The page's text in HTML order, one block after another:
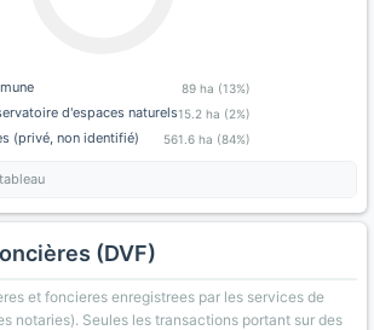
89 ha (13%)
d'espaces naturels15.2 ha (2%)
(privé, non identifié) 561.6 ha (84%)
(DVF)
et foncieres enregistrees par les services de
notaries). Seules les transactions portant sur des